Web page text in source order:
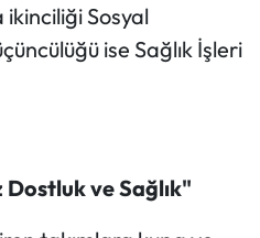
Sosyal
ise Sağlık İşleri
Dostluk ve Sağlık"